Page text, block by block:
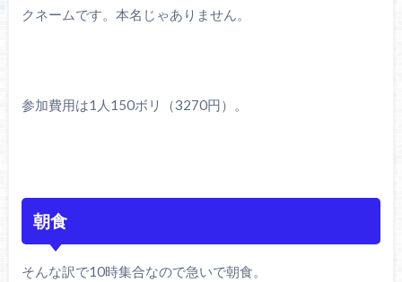
クネームです。本名じゃありません。
参加費用は1人150ボリ（3270円）。
朝食
そんな訳で10時集合なので急いで朝食。